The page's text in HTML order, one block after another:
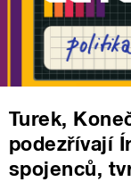
Turek,
podezřívají
spojenců,